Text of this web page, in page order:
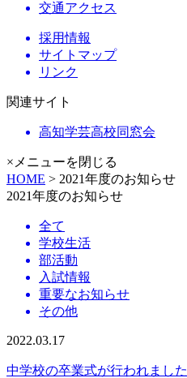
交通アクセス
採用情報
サイトマップ
リンク
関連サイト
高知学芸高校同窓会
×メニューを閉じる
HOME > 2021年度のお知らせ
2021年度のお知らせ
全て
学校生活
部活動
入試情報
重要なお知らせ
その他
2022.03.17
中学校の卒業式が行われました